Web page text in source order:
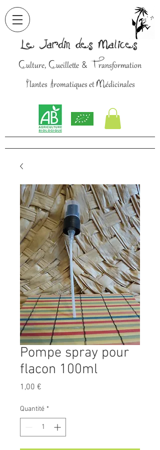
Le Jardin des Malices
Culture, Cueillette & Transformation
Plantes Aromatiques etMédicinales
Pompe spray pour
flacon 100ml
1,00 €
Quantité *